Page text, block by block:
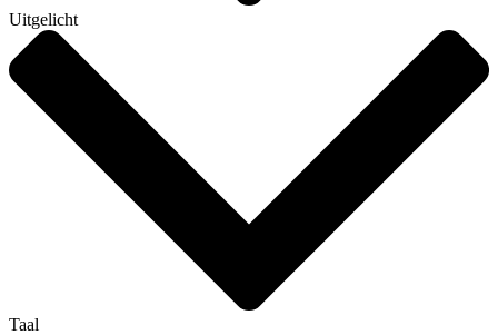
Uitgelicht
Taal